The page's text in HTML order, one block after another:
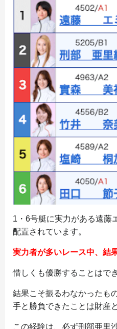
1・6号艇に実力がある遠藤
配置されています。
実力者が多いレース中、結
惜しくも優勝することはで
結果こそ振るわなかったも
手と勝負できたことは財産
この経験は、必ず刑部亜里